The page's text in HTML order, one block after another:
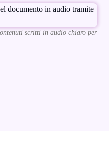
scritti in audio chiaro per